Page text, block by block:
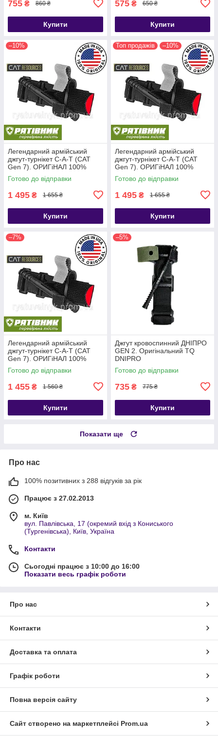
755 ₴ 860 ₴
Купити
575 ₴ 650 ₴
Купити
–10%
Легендарний армійський
джгут-турнікет С-A-T (CAT
Gen 7). ОРИГіНАЛ 100%
США. НЕ КИТАЙ!!! (ТЖТ)
Готово до відправки
1 495 ₴ 1 655 ₴
Купити
Топ продажів –10%
Легендарний армійський
джгут-турнікет С-A-T (CAT
Gen 7). ОРИГіНАЛ 100%
США. НЕ КИТАЙ!!! (ТЖТ)
Готово до відправки
1 495 ₴ 1 655 ₴
Купити
–7%
Легендарний армійський
джгут-турнікет С-A-T (CAT
Gen 7). ОРИГіНАЛ 100%
США. НЕ КИТАЙ!!! (ТЖТ)
Готово до відправки
1 455 ₴ 1 560 ₴
Купити
–5%
Джгут кровоспинний ДНІПРО
GEN 2. Оригінальний TQ
DNIPRO
Готово до відправки
735 ₴ 775 ₴
Купити
Показати ще
Про нас
100% позитивних з 288 відгуків за рік
Працює з 27.02.2013
м. Київ
вул. Павлівська, 17 (окремий вхід з Кониського
(Тургенівська), Київ, Україна
Контакти
Сьогодні працює з 10:00 до 16:00
Показати весь графік роботи
Про нас
Контакти
Доставка та оплата
Графік роботи
Повна версія сайту
Сайт створено на маркетплейсі Prom.ua